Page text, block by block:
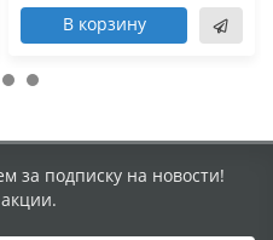
В корзину
за подписку на новости!